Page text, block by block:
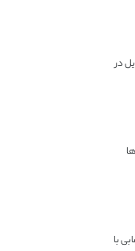
در
با